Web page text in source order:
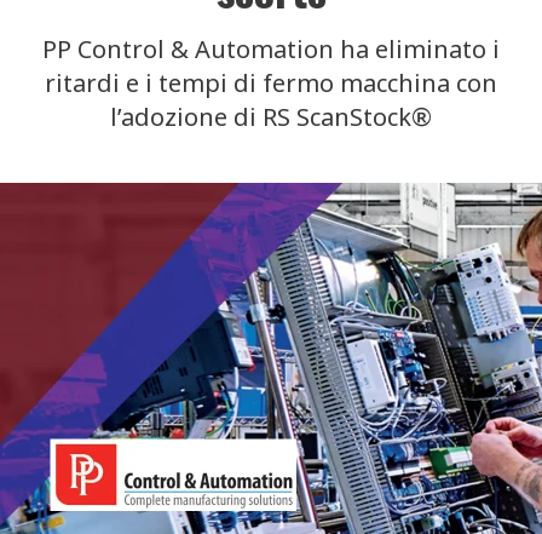
PP Control & Automation ha eliminato i
ritardi e i tempi di fermo macchina con
l’adozione di RS ScanStock®